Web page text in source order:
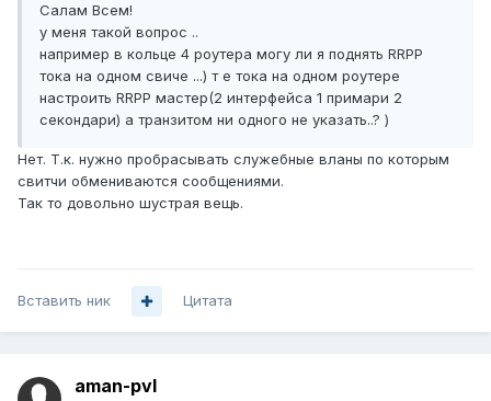
Салам Всем!
у меня такой вопрос ..
например в кольце 4 роутера могу ли я поднять RRPP
тока на одном свиче ...) т е тока на одном роутере
настроить RRPP мастер(2 интерфейса 1 примари 2
секондари) а транзитом ни одного не указать..? )
Нет. Т.к. нужно пробрасывать служебные вланы по которым
свитчи обмениваются сообщениями.
Так то довольно шустрая вещь.
Вставить ник Цитата
aman-pvl